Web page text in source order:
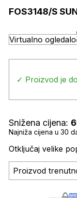
FOS3148/S
Virtualno ogledalo
✓ Proizvod je
Snižena cijena:
Najniža cijena u 30
Otključaj velike
Proizvod